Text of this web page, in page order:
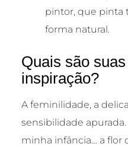
pintor, que pinta
forma natural.
Quais são
inspiração?
A feminilidade, a
sensibilidade
minha infância… a flor